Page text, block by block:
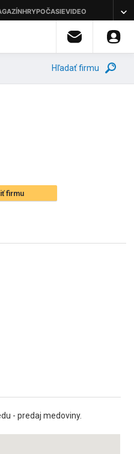
Hľadať firmu
firmu
- predaj medoviny.